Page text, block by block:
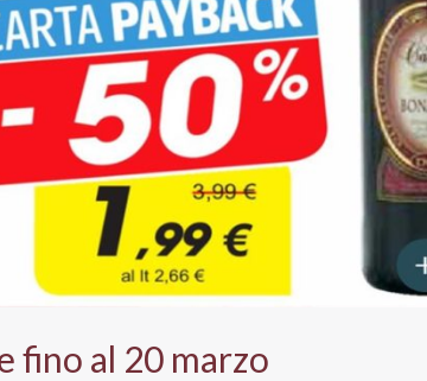
fino al 20 marzo